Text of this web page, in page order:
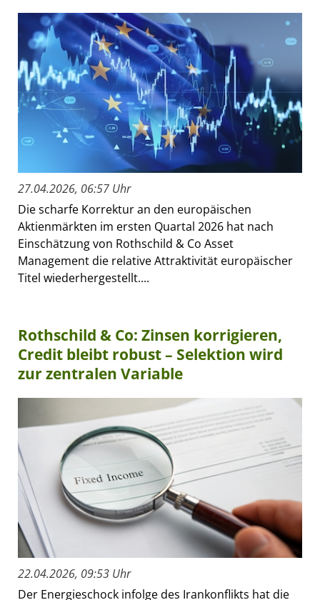
27.04.2026, 06:57 Uhr
Die scharfe Korrektur an den europäischen
Aktienmärkten im ersten Quartal 2026 hat nach
Einschätzung von Rothschild & Co Asset
Management die relative Attraktivität europäischer
Titel wiederhergestellt....
Rothschild & Co: Zinsen korrigieren,
Credit bleibt robust – Selektion wird
zur zentralen Variable
22.04.2026, 09:53 Uhr
Der Energieschock infolge des Irankonflikts hat die